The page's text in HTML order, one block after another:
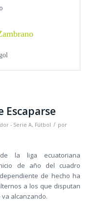
Escaparse
- Serie A, Fútbol / por
la liga ecuatoriana
de año del cuadro
de hecho ha
a los que disputan
alcanzando.